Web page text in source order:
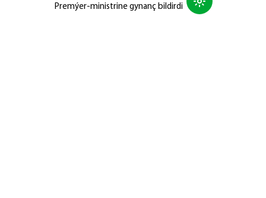
Premýer-ministrine gynanç bildirdi